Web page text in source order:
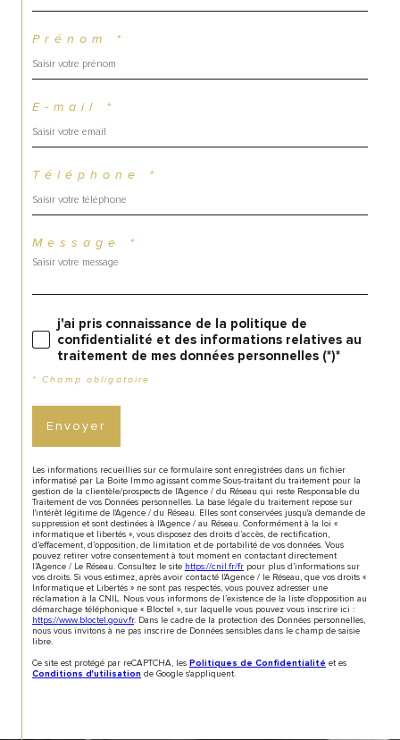
Prénom *
E-mail *
Téléphone *
Message *
j'ai pris connaissance de la politique de
confidentialité et des informations relatives au
traitement de mes données personnelles (*)*
* Champ obligatoire
Envoyer
Les informations recueillies sur ce formulaire sont enregistrées dans un fichier
informatisé par La Boite Immo agissant comme Sous-traitant du traitement pour la
gestion de la clientèle/prospects de l'Agence / du Réseau qui reste Responsable du
Traitement de vos Données personnelles. La base légale du traitement repose sur
l'intérêt légitime de l'Agence / du Réseau. Elles sont conservées jusqu'à demande de
suppression et sont destinées à l'Agence / au Réseau. Conformément à la loi «
informatique et libertés », vous disposez des droits d’accès, de rectification,
d’effacement, d’opposition, de limitation et de portabilité de vos données. Vous
pouvez retirer votre consentement à tout moment en contactant directement
l’Agence / Le Réseau. Consultez le site https://cnil.fr/fr pour plus d’informations sur
vos droits. Si vous estimez, après avoir contacté l'Agence / le Réseau, que vos droits «
Informatique et Libertés » ne sont pas respectés, vous pouvez adresser une
réclamation à la CNIL. Nous vous informons de l’existence de la liste d'opposition au
démarchage téléphonique « Bloctel », sur laquelle vous pouvez vous inscrire ici :
https://www.bloctel.gouv.fr. Dans le cadre de la protection des Données personnelles,
nous vous invitons à ne pas inscrire de Données sensibles dans le champ de saisie
libre.
Ce site est protégé par reCAPTCHA, les Politiques de Confidentialité et es
Conditions d'utilisation de Google s'appliquent.